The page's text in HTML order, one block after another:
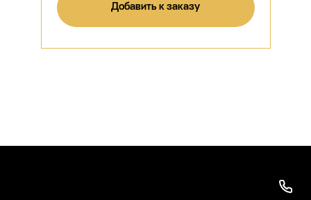
Добавить к заказу